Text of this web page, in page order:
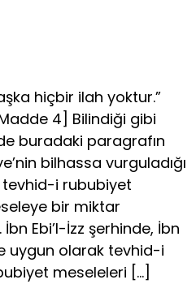
hiçbir ilah yoktur.”
4] Bilindiği gibi
buradaki paragrafın
bilhassa vurguladığı
i rububiyet
bir miktar
Ebi’l-İzz şerhinde, İbn
uygun olarak tevhid-i
meseleleri […]